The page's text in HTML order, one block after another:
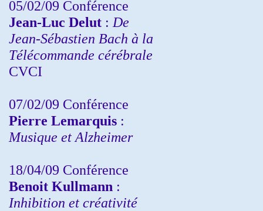
05/02/09 Conférence
Jean-Luc Delut : De
Jean-Sébastien Bach à la
Télécommande cérébrale
CVCI
07/02/09 Conférence
Pierre Lemarquis :
Musique et Alzheimer
18/04/09 Conférence
Benoit Kullmann :
Inhibition et créativité